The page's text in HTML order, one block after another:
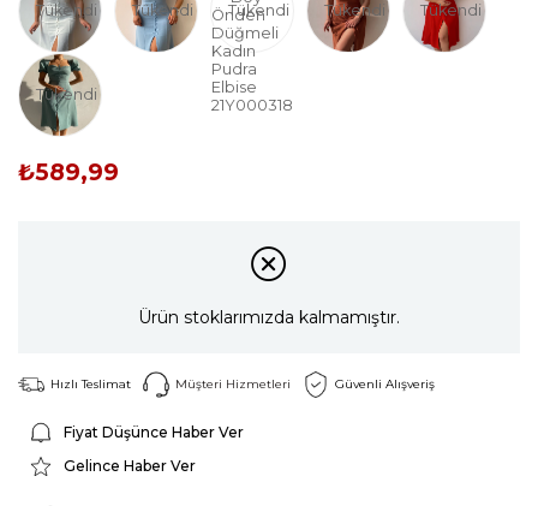
Tükendi Tükendi Tükendi Tükendi Tükendi
Tükendi
₺589,99
Ürün stoklarımızda kalmamıştır.
Hızlı Teslimat Müşteri Hizmetleri Güvenli Alışveriş
Fiyat Düşünce Haber Ver
Gelince Haber Ver